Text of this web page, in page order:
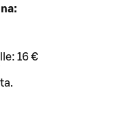
16 €